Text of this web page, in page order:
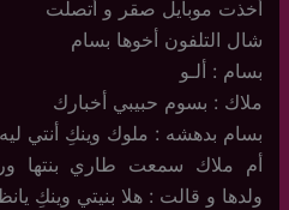
أخذت موبايل صقر و أتصلت
شال التلفون أخوها بسام
بسام : ألـو
ملاك : بسوم حبيبي أخبارك
بسام بدهشه : ملوك وينكِ أنتي
أم ملاك سمعت طاري بنتها
ولدها و قالت : هلا بنيتي وينكِ